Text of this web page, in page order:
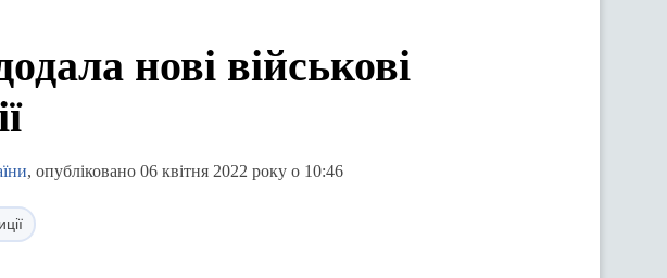
нові військові
, опубліковано 06 квітня 2022 року о 10:46